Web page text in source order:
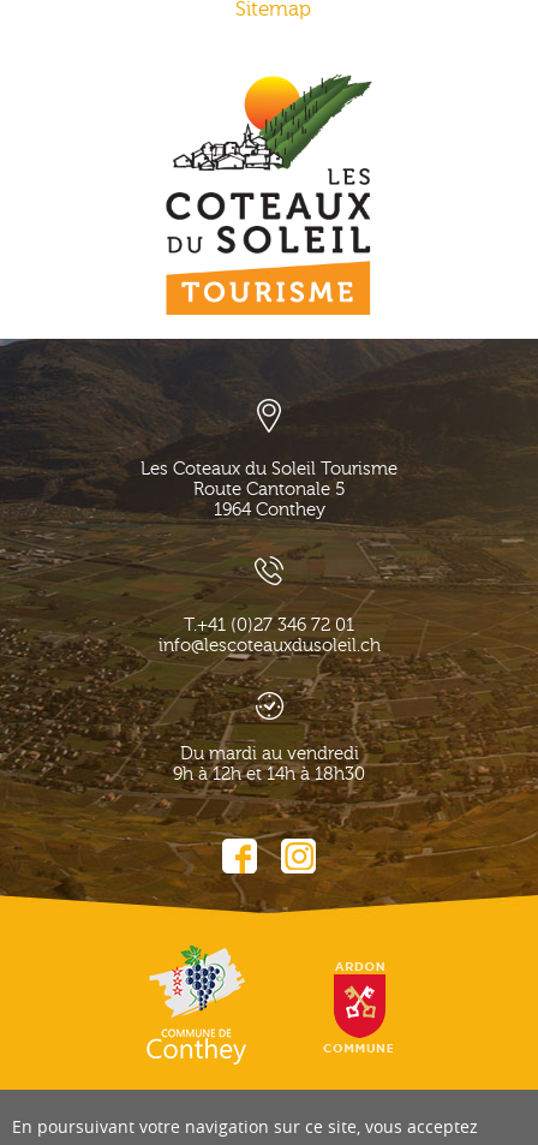
Sitemap
Les Coteaux du Soleil Tourisme
Route Cantonale 5
1964 Conthey
T.+41 (0)27 346 72 01
info@lescoteauxdusoleil.ch
Du mardi au vendredi
9h à 12h et 14h à 18h30
En poursuivant votre navigation sur ce site, vous acceptez